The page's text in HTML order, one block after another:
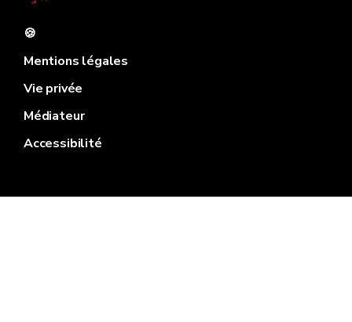
🍪
Mentions légales
Vie privée
Médiateur
Accessibilité